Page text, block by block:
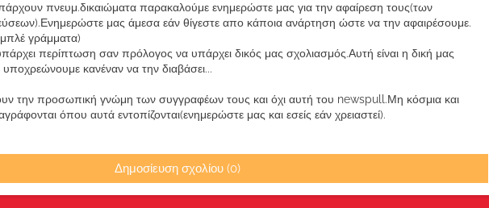
πνευμ.δικαιώματα παρακαλούμε ενημερώστε μας για την αφαίρεση τους(των
μας άμεσα εάν θίγεστε απο κάποια ανάρτηση ώστε να την αφαιρέσουμε.
γράμματα)
περίπτωση σαν πρόλογος να υπάρχει δικός μας σχολιασμός.Αυτή είναι η δική μας
κανέναν να την διαβάσει...
την προσωπική γνώμη των συγγραφέων τους και όχι αυτή του newspull.Μη κόσμια και
όπου αυτά εντοπίζονται(ενημερώστε μας και εσείς εάν χρειαστεί).
Δημοσίευση σχολίου (0)